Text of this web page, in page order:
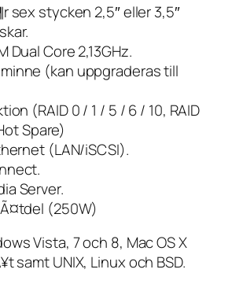
sex stycken 2,5″ eller 3,5″
Dual Core 2,13GHz.
minne (kan uppgraderas till
(RAID 0 / 1 / 5 / 6 / 10, RAID
Spare)
(LAN/iSCSI).
Server.
(250W)
Vista, 7 och 8, Mac OS X
samt UNIX, Linux och BSD.